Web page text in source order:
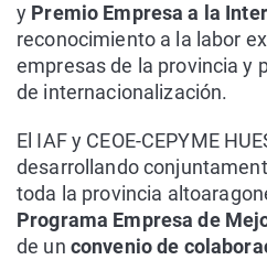
y Premio Empresa a la
reconocimiento a la labor
empresas de la provincia y
de internacionalización.
El IAF y CEOE-CEPYME
desarrollando
toda la provincia
Programa Empresa de
de un convenio de